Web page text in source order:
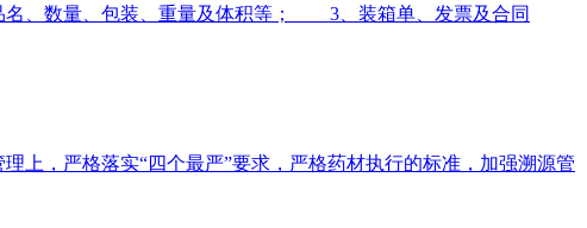
、数量、包装、重量及体积等； 3、装箱单、发票及合同
上，严格落实“四个最严”要求，严格药材执行的标准，加强溯源管